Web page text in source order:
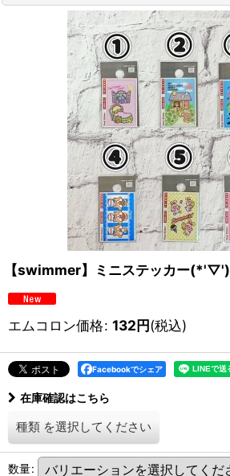
【swimmer】ミニステッカー(*'▽')
エムコロン価格: 132円(税込)
Facebookでシェア
在庫確認はこちら
種類 を選択してください
数量: